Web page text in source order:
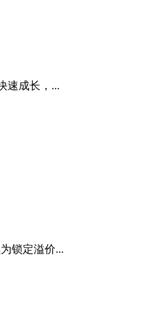
速成长，...
锁定溢价...